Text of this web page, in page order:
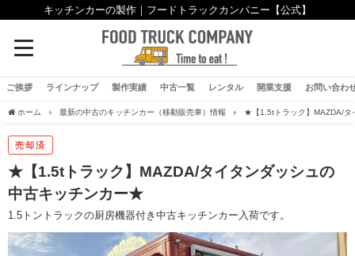
キッチンカーの製作｜フードトラックカンパニー【公式】
ご挨拶 ラインナップ 製作実績 中古一覧 レンタル 開業支援 お問い合わ
ホーム 最新の中古のキッチンカー（移動販売車）情報 ★【1.5tトラック】MAZDA/タ
売却済
★【1.5tトラック】MAZDA/タイタンダッシュの
中古キッチンカー★
1.5トントラックの厨房機器付き中古キッチンカー入荷です。